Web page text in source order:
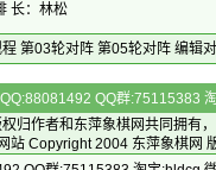
长：林松
程 第03轮对阵 第05轮对阵 编辑
QQ群:75115383
归作者和 东萍象棋网共同拥有
站 Copyright 2004 东萍象棋网